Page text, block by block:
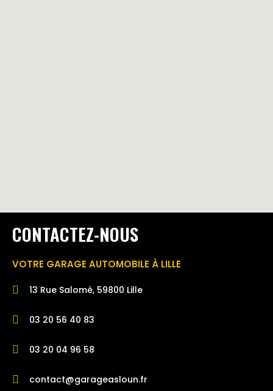
CONTACTEZ-NOUS
VOTRE GARAGE AUTOMOBILE À LILLE
13 Rue Salomé, 59800 Lille
03 20 56 40 83
03 20 04 96 58
contact@garageasloun.fr